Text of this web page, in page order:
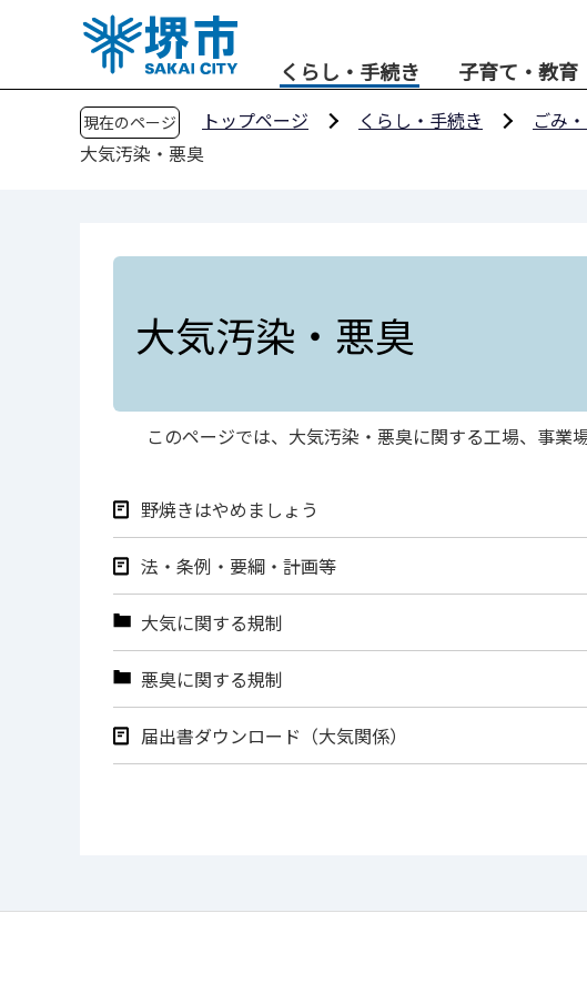
くらし・手続き 子育て・教育
現在のページ トップページ くらし・手続き ごみ
大気汚染・悪臭
大気汚染・悪臭
このページでは、大気汚染・悪臭に関する工場、事業
野焼きはやめましょう
法・条例・要綱・計画等
大気に関する規制
悪臭に関する規制
届出書ダウンロード（大気関係）